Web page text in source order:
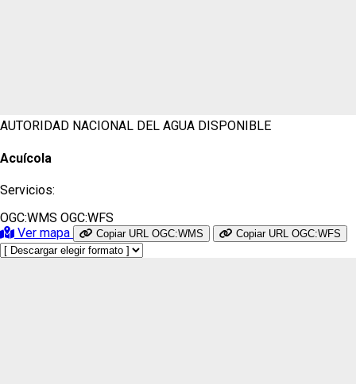
AUTORIDAD NACIONAL DEL AGUA DISPONIBLE
Acuícola
Servicios:
OGC:WMS OGC:WFS
Ver mapa
Copiar URL OGC:WMS Copiar URL OGC:WFS